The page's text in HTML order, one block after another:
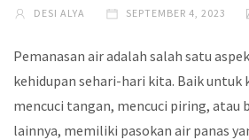
DESI ALYA SEPTEMBER 4, 2023
Pemanasan air adalah salah satu
kehidupan sehari-hari kita. Baik untuk
mencuci tangan, mencuci piring, atau
lainnya, memiliki pasokan air panas